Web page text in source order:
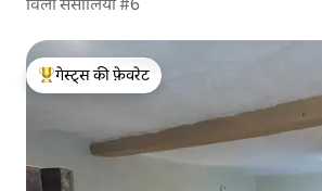
गेस्ट्स का टॉप फ़ेवरेट
गेस्ट्स की फ़ेवरेट